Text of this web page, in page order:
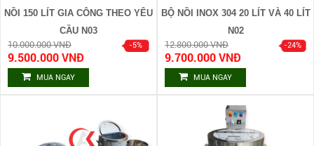
NỒI 150 LÍT GIA CÔNG THEO YÊU
CẦU N03
10.000.000 VNĐ
9.500.000 VNĐ
MUA NGAY
BỘ NỒI INOX 304 20 LÍT VÀ 40 LÍT
N02
12.800.000 VNĐ
9.700.000 VNĐ
MUA NGAY